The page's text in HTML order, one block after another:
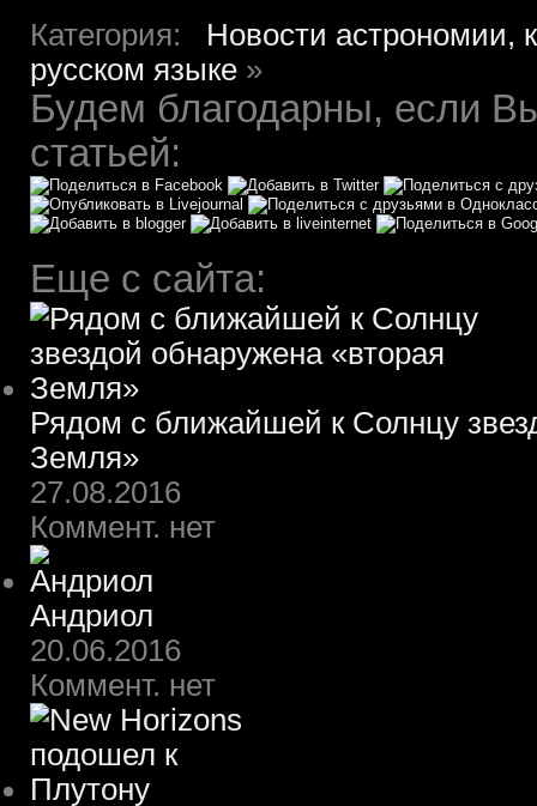
Категория: Новости астрономии,
русском языке »
Будем благодарны, если
статьей:
Еще с сайта:
Рядом с ближайшей к Солнцу
Земля»
27.08.2016
Коммент. нет
Андриол
20.06.2016
Коммент. нет